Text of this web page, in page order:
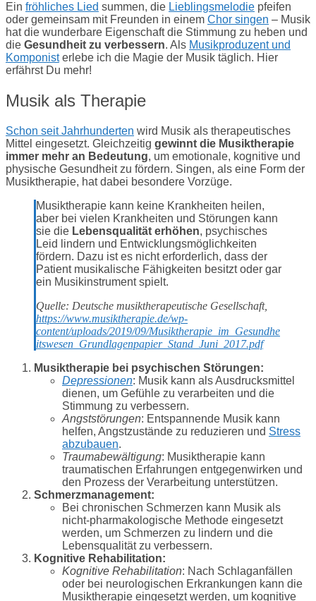
Ein fröhliches Lied summen, die Lieblingsmelodie pfeifen
oder gemeinsam mit Freunden in einem Chor singen – Musik
hat die wunderbare Eigenschaft die Stimmung zu heben und
die Gesundheit zu verbessern. Als Musikproduzent und
Komponisterlebe ich die Magie der Musik täglich. Hier
erfährst Du mehr!
Musik als Therapie
Schon seit Jahrhunderten wird Musik als therapeutisches
Mittel eingesetzt. Gleichzeitig gewinnt die Musiktherapie
immer mehr an Bedeutung, um emotionale, kognitive und
physische Gesundheit zu fördern. Singen, als eine Form der
Musiktherapie, hat dabei besondere Vorzüge.
Musiktherapie kann keine Krankheiten heilen,
aber bei vielen Krankheiten und Störungen kann
sie die Lebensqualität erhöhen, psychisches
Leid lindern und Entwicklungsmöglichkeiten
fördern. Dazu ist es nicht erforderlich, dass der
Patient musikalische Fähigkeiten besitzt oder gar
ein Musikinstrument spielt.
Quelle: Deutsche musiktherapeutische Gesellschaft,
https://www.musiktherapie.de/wp-
content/uploads/2019/09/Musiktherapie_im_Gesundhe
itswesen_Grundlagenpapier_Stand_Juni_2017.pdf
Musiktherapie bei psychischen Störungen:
Depressionen: Musik kann als Ausdrucksmittel
dienen, um Gefühle zu verarbeiten und die
Stimmung zu verbessern.
Angststörungen: Entspannende Musik kann
helfen, Angstzustände zu reduzieren und Stress
abzubauen.
Traumabewältigung: Musiktherapie kann
traumatischen Erfahrungen entgegenwirken und
den Prozess der Verarbeitung unterstützen.
Schmerzmanagement:
Bei chronischen Schmerzen kann Musik als
nicht-pharmakologische Methode eingesetzt
werden, um Schmerzen zu lindern und die
Lebensqualität zu verbessern.
Kognitive Rehabilitation:
Kognitive Rehabilitation: Nach Schlaganfällen
oder bei neurologischen Erkrankungen kann die
Musiktherapie eingesetzt werden, um kognitive